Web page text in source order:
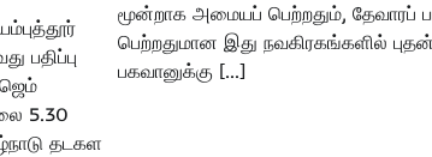
பதிப்பு
ஜெம்
5.30
தடகள
மூன்றாக அமையப் பெற்றதும், தேவாரப்
பெற்றதுமான இது நவகிரகங்களில் புதன்
பகவானுக்கு […]